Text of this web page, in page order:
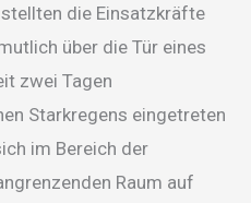
die Einsatzkräfte
über die Tür eines
zwei Tagen
Starkregens eingetreten
im Bereich der
Raum auf